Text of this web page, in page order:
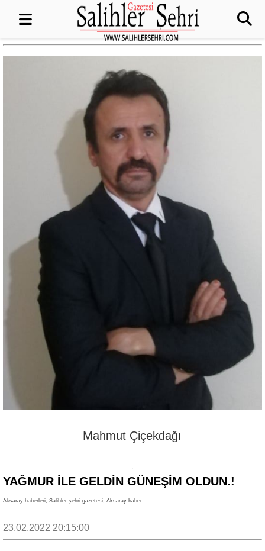
Mahmut Çiçekdağı
YAĞMUR İLE GELDİN GÜNEŞİM OLDUN.!
Aksaray haberleri, Salihler şehri gazetesi, Aksaray haber
23.02.2022 20:15:00